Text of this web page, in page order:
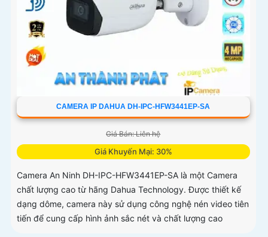
CAMERA IP DAHUA DH-IPC-HFW3441EP-SA
Giá Bán: Liên hệ
Giá Khuyến Mại: 30%
Camera An Ninh DH-IPC-HFW3441EP-SA là một Camera
chất lượng cao từ hãng Dahua Technology. Được thiết kế
dạng dôme, camera này sử dụng công nghệ nén video tiên
tiến để cung cấp hình ảnh sắc nét và chất lượng cao